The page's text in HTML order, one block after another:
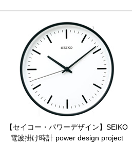
【セイコー・パワーデザイン】SEIKO
電波掛け時計 power design project